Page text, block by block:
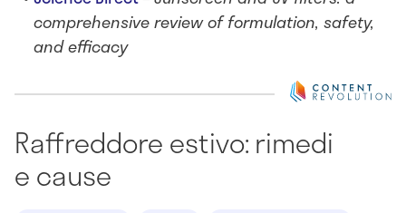
comprehensive review of formulation, safety,
and efficacy
Raffreddore estivo: rimedi
e cause